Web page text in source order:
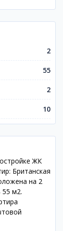
2
55
2
10
ЖК
Британская
на 2
м2.